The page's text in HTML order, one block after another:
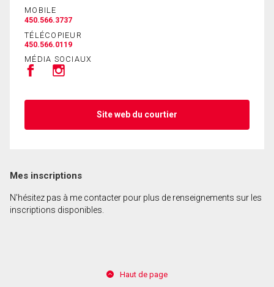
nous fournissez l'autorisation écrite de
communiquer avec vous.
MOBILE
450.566.3737
TÉLÉCOPIEUR
450.566.0119
MÉDIA SOCIAUX
Site web du courtier
Mes inscriptions
N'hésitez pas à me contacter pour plus de renseignements sur les
inscriptions disponibles.
Haut de page